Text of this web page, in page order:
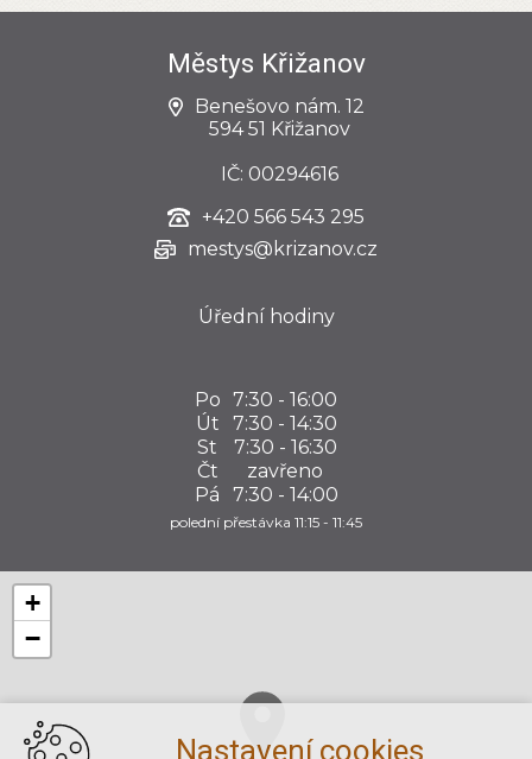
Městys Křižanov
Benešovo nám. 12
594 51 Křižanov
IČ: 00294616
+420 566 543 295
mestys@krizanov.cz
Úřední hodiny
Po 7:30 - 16:00
Út
7:30 - 14:30
St
7:30 - 16:30
Čt
zavřeno
Pá
7:30 - 14:00
polední přestávka 11:15 - 11:45
+
−
Nastavení cookies